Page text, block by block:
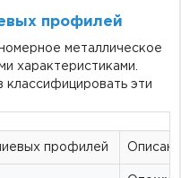
профилей
металлическое
характеристиками.
эти
профилей